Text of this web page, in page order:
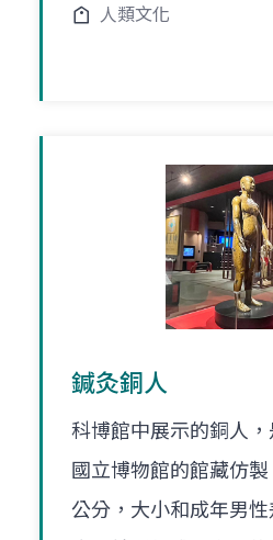
人類文化
鍼灸銅人
科博館中展示的銅人
國立博物館的館藏仿
公分，大小和成年男